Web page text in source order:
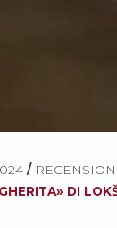
/
DI